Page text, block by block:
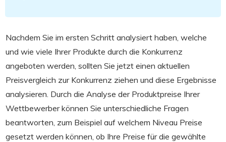
Nachdem Sie im ersten Schritt analysiert haben, welche
und wie viele Ihrer Produkte durch die Konkurrenz
angeboten werden, sollten Sie jetzt einen aktuellen
Preisvergleich zur Konkurrenz ziehen und diese Ergebnisse
analysieren. Durch die Analyse der Produktpreise Ihrer
Wettbewerber können Sie unterschiedliche Fragen
beantworten, zum Beispiel auf welchem Niveau Preise
gesetzt werden können, ob Ihre Preise für die gewählte